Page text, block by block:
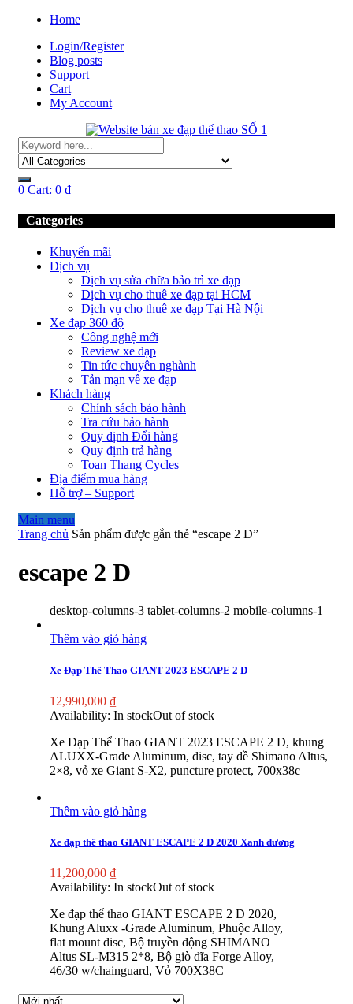
Home
Login/Register
Blog posts
Support
Cart
My Account
0 Cart: 0 ₫
Categories
Khuyến mãi
Dịch vụ
Dịch vụ sửa chữa bảo trì xe đạp
Dịch vụ cho thuê xe đạp tại HCM
Dịch vụ cho thuê xe đạp Tại Hà Nội
Xe đạp 360 độ
Công nghệ mới
Review xe đạp
Tin tức chuyên nghành
Tản mạn về xe đạp
Khách hàng
Chính sách bảo hành
Tra cứu bảo hành
Quy định Đổi hàng
Quy định trả hàng
Toan Thang Cycles
Địa điểm mua hàng
Hỗ trợ – Support
Main menu
Trang chủ Sản phẩm được gắn thẻ “escape 2 D”
escape 2 D
desktop-columns-3 tablet-columns-2 mobile-columns-1
Thêm vào giỏ hàng
Xe Đạp Thể Thao GIANT 2023 ESCAPE 2 D
12,990,000 ₫
Availability: In stockOut of stock
Xe Đạp Thể Thao GIANT 2023 ESCAPE 2 D, khung
ALUXX-Grade Aluminum, disc, tay đề Shimano Altus,
2×8, vỏ xe Giant S-X2, puncture protect, 700x38c
Thêm vào giỏ hàng
Xe đạp thể thao GIANT ESCAPE 2 D 2020 Xanh dương
11,200,000 ₫
Availability: In stockOut of stock
Xe đạp thể thao GIANT ESCAPE 2 D 2020,
Khung Aluxx -Grade Aluminum, Phuộc Alloy,
flat mount disc, Bộ truyền động SHIMANO
Altus SL-M315 2*8, Bộ giò dĩa Forge Alloy,
46/30 w/chainguard, Vỏ 700X38C